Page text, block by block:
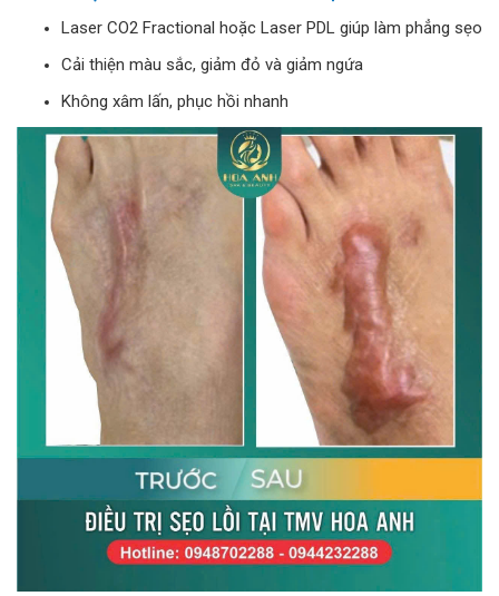
Laser CO2 Fractional hoặc Laser PDL giúp làm phẳng sẹo
Cải thiện màu sắc, giảm đỏ và giảm ngứa
Không xâm lấn, phục hồi nhanh